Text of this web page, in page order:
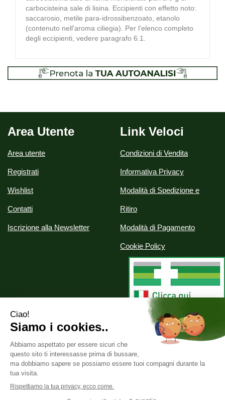
carbocisteina sale di lisina. Eccipienti con effetto noto:
saccarosio, metile para-idrossibenzoato, etanolo
(contenuto nell'aroma ciliegia). Per l'elenco completo
degli eccipienti, vedere paragrafo 6.1.
Area Utente
Area utente
Registrati
Wishlist
Contatti
Iscrizione alla Newsletter
Link Veloci
Condizioni di Vendita
Informativa Privacy
Modalità di Spedizione e
Ritiro
Modalità di Pagamento
Cookie Policy
Alchimia srl - Via Nazionale, 29 07020 Palau (SS)
info@parafarmaciealchimia.it
02286420902 | Numero R.E.A.: SS-163134